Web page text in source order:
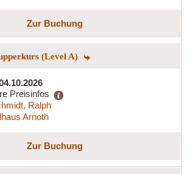
Zur Buchung
(Level A)
Preisinfos
Ralph
Arnoth
Zur Buchung